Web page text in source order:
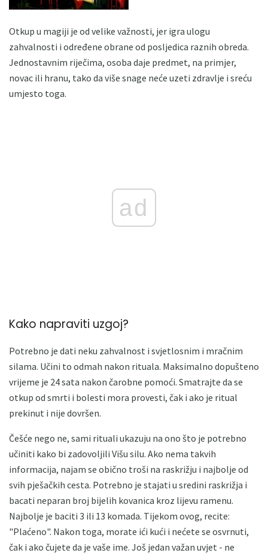
Otkup u magiji je od velike važnosti, jer igra ulogu
zahvalnosti i određene obrane od posljedica raznih obreda.
Jednostavnim riječima, osoba daje predmet, na primjer,
novac ili hranu, tako da više snage neće uzeti zdravlje i sreću
umjesto toga.
ad
Kako napraviti uzgoj?
Potrebno je dati neku zahvalnost i svjetlosnim i mračnim
silama. Učini to odmah nakon rituala. Maksimalno dopušteno
vrijeme je 24 sata nakon čarobne pomoći. Smatrajte da se
otkup od smrti i bolesti mora provesti, čak i ako je ritual
prekinut i nije dovršen.
Češće nego ne, sami rituali ukazuju na ono što je potrebno
učiniti kako bi zadovoljili Višu silu. Ako nema takvih
informacija, najam se obično troši na raskrižju i najbolje od
svih pješačkih cesta. Potrebno je stajati u sredini raskrižja i
bacati neparan broj bijelih kovanica kroz lijevu ramenu.
Najbolje je baciti 3 ili 13 komada. Tijekom ovog, recite:
"Plaćeno". Nakon toga, morate ići kući i nećete se osvrnuti,
čak i ako čujete da je vaše ime. Još jedan važan uvjet - ne